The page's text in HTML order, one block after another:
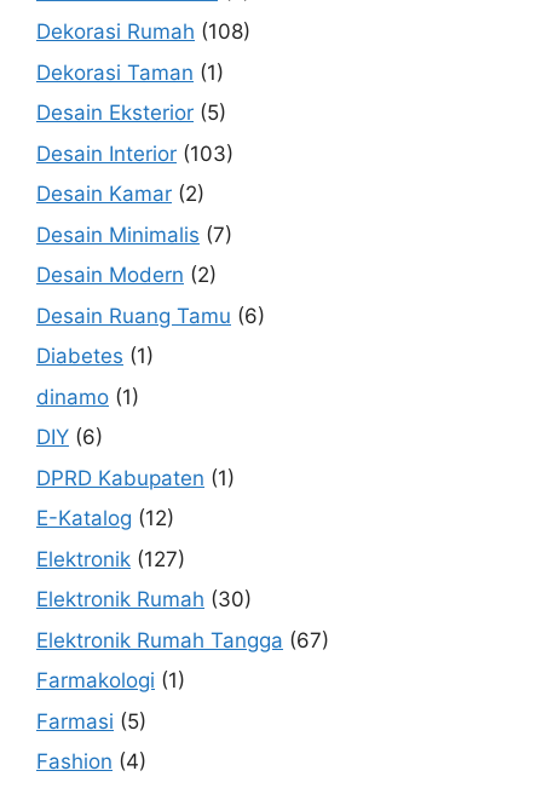
Dekorasi Rumah (108)
Dekorasi Taman (1)
Desain Eksterior (5)
Desain Interior (103)
Desain Kamar (2)
Desain Minimalis (7)
Desain Modern (2)
Desain Ruang Tamu (6)
Diabetes (1)
dinamo (1)
DIY (6)
DPRD Kabupaten (1)
E-Katalog (12)
Elektronik (127)
Elektronik Rumah (30)
Elektronik Rumah Tangga (67)
Farmakologi (1)
Farmasi (5)
Fashion (4)